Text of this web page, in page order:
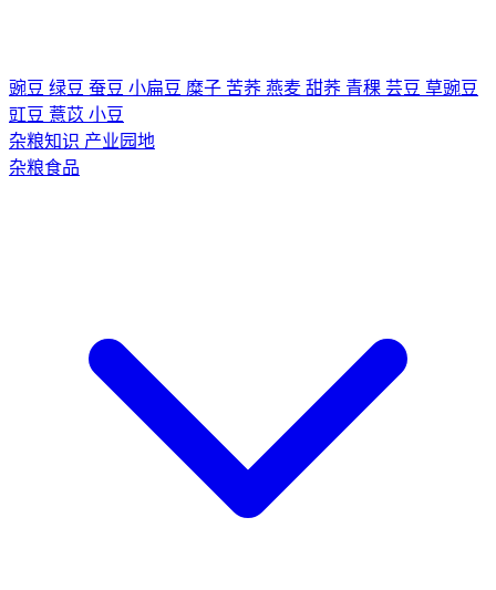
豌豆 绿豆 蚕豆 小扁豆 糜子 苦荞 燕麦 甜荞 青稞 芸豆 草豌豆
豇豆 薏苡 小豆
杂粮知识 产业园地
杂粮食品